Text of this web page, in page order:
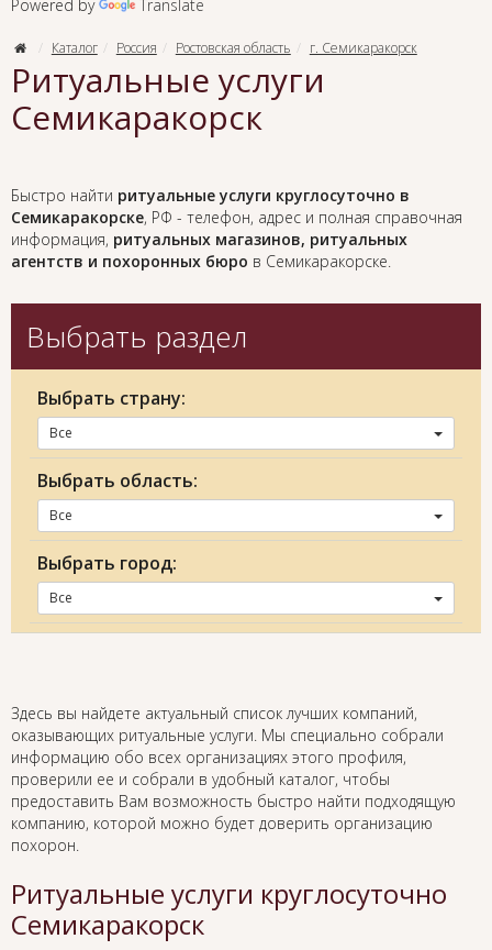
Powered by Translate
Каталог Россия Ростовская область г. Семикаракорск
Ритуальные услуги
Семикаракорск
Быстро найти ритуальные услуги круглосуточно в
Семикаракорске, РФ - телефон, адрес и полная справочная
информация, ритуальных магазинов, ритуальных
агентств и похоронных бюро в Семикаракорске.
Выбрать раздел
Выбрать страну:
Все
Выбрать область:
Все
Выбрать город:
Все
Здесь вы найдете актуальный список лучших компаний,
оказывающих ритуальные услуги. Мы специально собрали
информацию обо всех организациях этого профиля,
проверили ее и собрали в удобный каталог, чтобы
предоставить Вам возможность быстро найти подходящую
компанию, которой можно будет доверить организацию
похорон.
Ритуальные услуги круглосуточно
Семикаракорск